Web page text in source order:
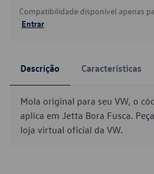
Compatibilidade disponível apenas
Entrar
Descrição Características
Mola original para seu VW, o
aplica em Jetta Bora Fusca.
loja virtual oficial da VW.